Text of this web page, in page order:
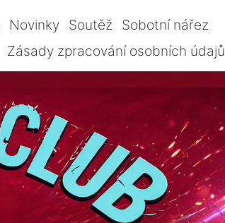
Novinky Soutěž
Sobotní nářez
Zásady zpracování osobních údajů